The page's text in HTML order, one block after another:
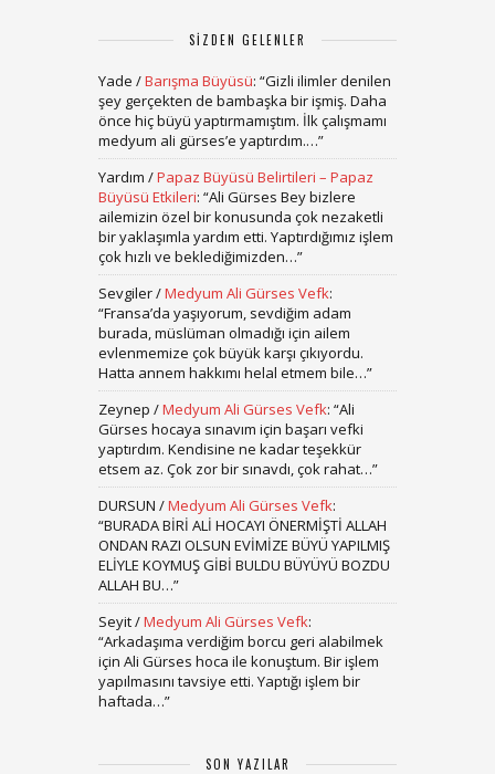
SIZDEN GELENLER
Yade /Barışma Büyüsü: “Gizli ilimler denilen
şey gerçekten de bambaşka bir işmiş. Daha
önce hiç büyü yaptırmamıştım. İlk çalışmamı
medyum ali gürses’e yaptırdım.…”
Yardım /Papaz Büyüsü Belirtileri – Papaz
Büyüsü Etkileri: “Ali Gürses Bey bizlere
ailemizin özel bir konusunda çok nezaketli
bir yaklaşımla yardım etti. Yaptırdığımız işlem
çok hızlı ve beklediğimizden…”
Sevgiler/Medyum Ali Gürses Vefk:
“Fransa’da yaşıyorum, sevdiğim adam
burada, müslüman olmadığı için ailem
evlenmemize çok büyük karşı çıkıyordu.
Hatta annem hakkımı helal etmem bile…”
Zeynep /Medyum Ali Gürses Vefk: “Ali
Gürses hocaya sınavım için başarı vefki
yaptırdım. Kendisine ne kadar teşekkür
etsem az. Çok zor bir sınavdı, çok rahat…”
DURSUN /Medyum Ali Gürses Vefk:
“BURADA BİRİ ALİ HOCAYI ÖNERMİŞTİ ALLAH
ONDAN RAZI OLSUN EVİMİZE BÜYÜ YAPILMIŞ
ELİYLE KOYMUŞ GİBİ BULDU BÜYÜYÜ BOZDU
ALLAH BU…”
Seyit/Medyum Ali Gürses Vefk:
“Arkadaşıma verdiğim borcu geri alabilmek
için Ali Gürses hoca ile konuştum. Bir işlem
yapılmasını tavsiye etti. Yaptığı işlem bir
haftada…”
SON YAZILAR